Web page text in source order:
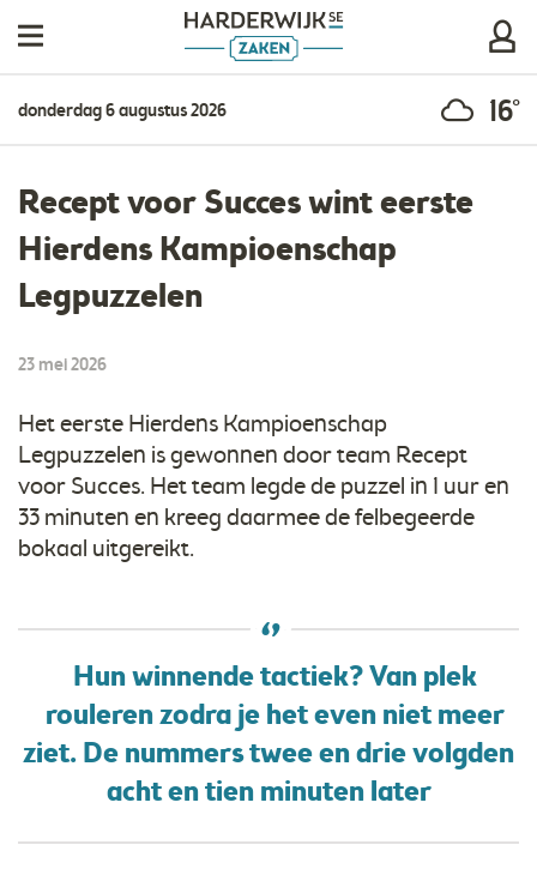
donderdag 6 augustus 2026 16°
Recept voor Succes wint eerste
Hierdens Kampioenschap
Legpuzzelen
23 mei 2026
Het eerste Hierdens Kampioenschap
Legpuzzelen is gewonnen door team Recept
voor Succes. Het team legde de puzzel in 1 uur en
33 minuten en kreeg daarmee de felbegeerde
bokaal uitgereikt.
Hun winnende tactiek? Van plek
rouleren zodra je het even niet meer
ziet. De nummers twee en drie volgden
acht en tien minuten later